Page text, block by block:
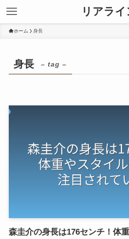
リアライ
ホーム 身長
身長 – tag –
森圭介の身長は176センチ！体